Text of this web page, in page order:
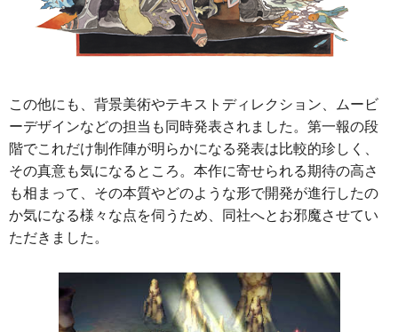
この他にも、背景美術やテキストディレクション、ムービ
ーデザインなどの担当も同時発表されました。第一報の段
階でこれだけ制作陣が明らかになる発表は比較的珍しく、
その真意も気になるところ。本作に寄せられる期待の高さ
も相まって、その本質やどのような形で開発が進行したの
か気になる様々な点を伺うため、同社へとお邪魔させてい
ただきました。